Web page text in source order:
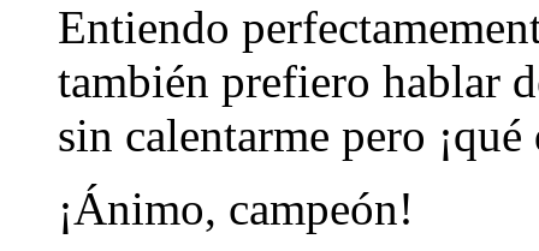
Entiendo
también prefiero hablar
sin calentarme pero
¡Ánimo, campeón!